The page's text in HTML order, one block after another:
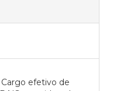
Cargo efetivo de